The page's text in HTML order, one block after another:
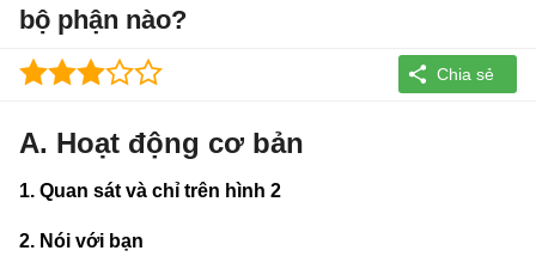
bộ phận nào?
A. Hoạt động cơ bản
1. Quan sát và chỉ trên hình 2
2. Nói với bạn